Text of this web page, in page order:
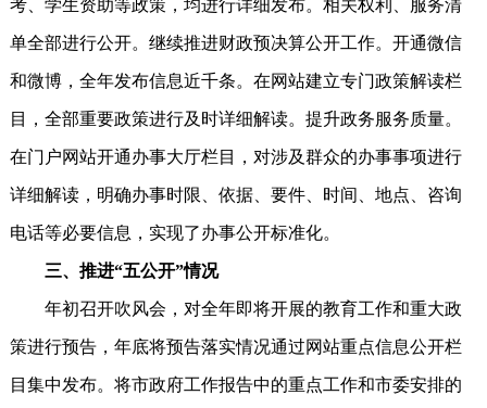
考、学生资助等政策，均进行详细发布。相关权利、服务清
单全部进行公开。继续推进财政预决算公开工作。开通微信
和微博，全年发布信息近千条。在网站建立专门政策解读栏
目，全部重要政策进行及时详细解读。提升政务服务质量。
在门户网站开通办事大厅栏目，对涉及群众的办事事项进行
详细解读，明确办事时限、依据、要件、时间、地点、咨询
电话等必要信息，实现了办事公开标准化。
三、推进“五公开”情况
年初召开吹风会，对全年即将开展的教育工作和重大政
策进行预告，年底将预告落实情况通过网站重点信息公开栏
目集中发布。将市政府工作报告中的重点工作和市委安排的